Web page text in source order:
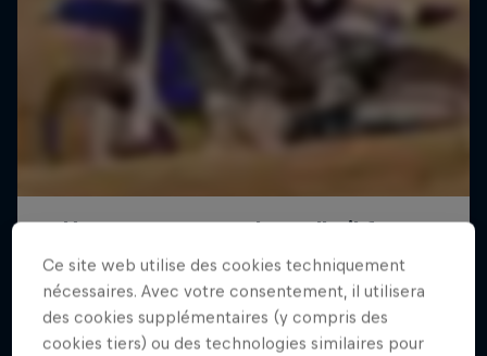
Ce site web utilise des cookies techniquement
nécessaires. Avec votre consentement, il utilisera
des cookies supplémentaires (y compris des
cookies tiers) ou des technologies similaires pour